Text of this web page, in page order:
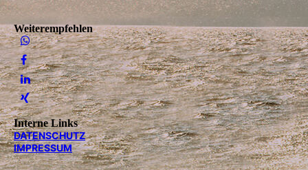
Weiterempfehlen
Interne Links
DATEN­SCHUTZ
IMPRESSUM